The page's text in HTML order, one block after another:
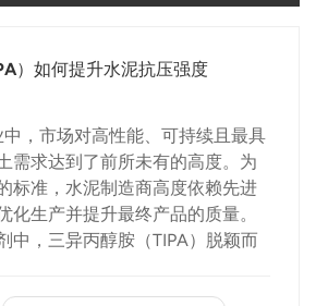
）如何提升水泥抗压强度
，市场对高性能、可持续且最具
需求达到了前所未有的高度。为
标准，水泥制造商高度依赖先进
化生产并提升最终产品的质量。
中，三异丙醇胺（TIPA）脱颖而
制造商，南京北化化工致力于提